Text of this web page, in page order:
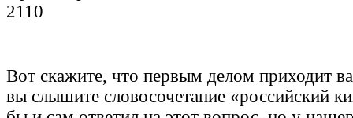
2110
Вот скажите, что первым делом приходит
вы слышите словосочетание «российский